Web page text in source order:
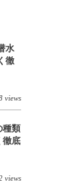
水
徹
views
種類
徹底
views